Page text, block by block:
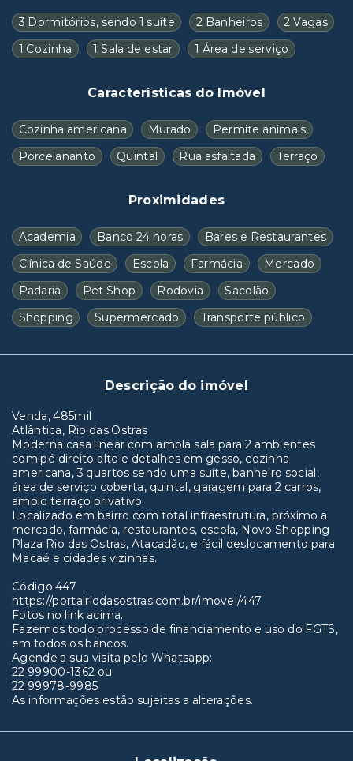
3 Dormitórios, sendo 1 suíte 2 Banheiros
2 Vagas
1 Cozinha
1 Sala de estar 1 Área de serviço
Características do Imóvel
Cozinha americana Murado
Permite animais
Porcelananto
Quintal Rua asfaltada Terraço
Proximidades
Academia Banco 24 horas
Bares e Restaurantes
Clínica de Saúde
Escola Farmácia
Mercado
Padaria
Pet Shop Rodovia
Sacolão
Shopping
Supermercado Transporte público
Descrição do imóvel
Venda, 485mil
Atlântica, Rio das Ostras
Moderna casa linear com ampla sala para 2 ambientes
com pé direito alto e detalhes em gesso, cozinha
americana, 3 quartos sendo uma suíte, banheiro social,
área de serviço coberta, quintal, garagem para 2 carros,
amplo terraço privativo.
Localizado em bairro com total infraestrutura, próximo a
mercado, farmácia, restaurantes, escola, Novo Shopping
Plaza Rio das Ostras, Atacadão, e fácil deslocamento para
Macaé e cidades vizinhas.
Código:447
https://portalriodasostras.com.br/imovel/447
Fotos no link acima.
Fazemos todo processo de financiamento e uso do FGTS,
em todos os bancos.
Agende a sua visita pelo Whatsapp:
22 99900-1362 ou
22 99978-9985
As informações estão sujeitas a alterações.